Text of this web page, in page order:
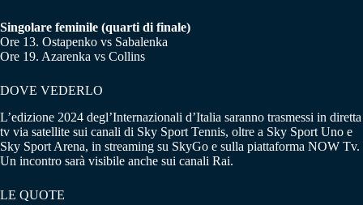
Singolare feminile (quarti di finale)
Ore 13. Ostapenko vs Sabalenka
Ore 19. Azarenka vs Collins
DOVE VEDERLO
L’edizione 2024 degl’Internazionali d’Italia saranno trasmessi in diretta
tv via satellite sui canali di Sky Sport Tennis, oltre a Sky Sport Uno e
Sky Sport Arena, in streaming su SkyGo e sulla piattaforma NOW Tv.
Un incontro sarà visibile anche sui canali Rai.
LE QUOTE